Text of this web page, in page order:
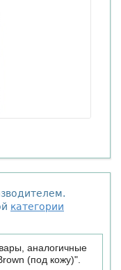
категории